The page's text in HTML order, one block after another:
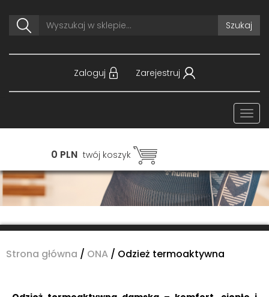
Szukaj
Zaloguj Zarejestruj
0 PLN twój koszyk
Strona główna / ONA / Odzież termoaktywna